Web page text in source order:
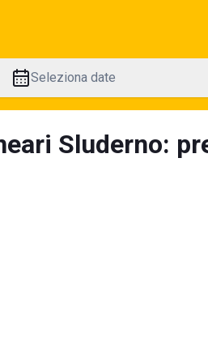
Seleziona date
Sluderno: